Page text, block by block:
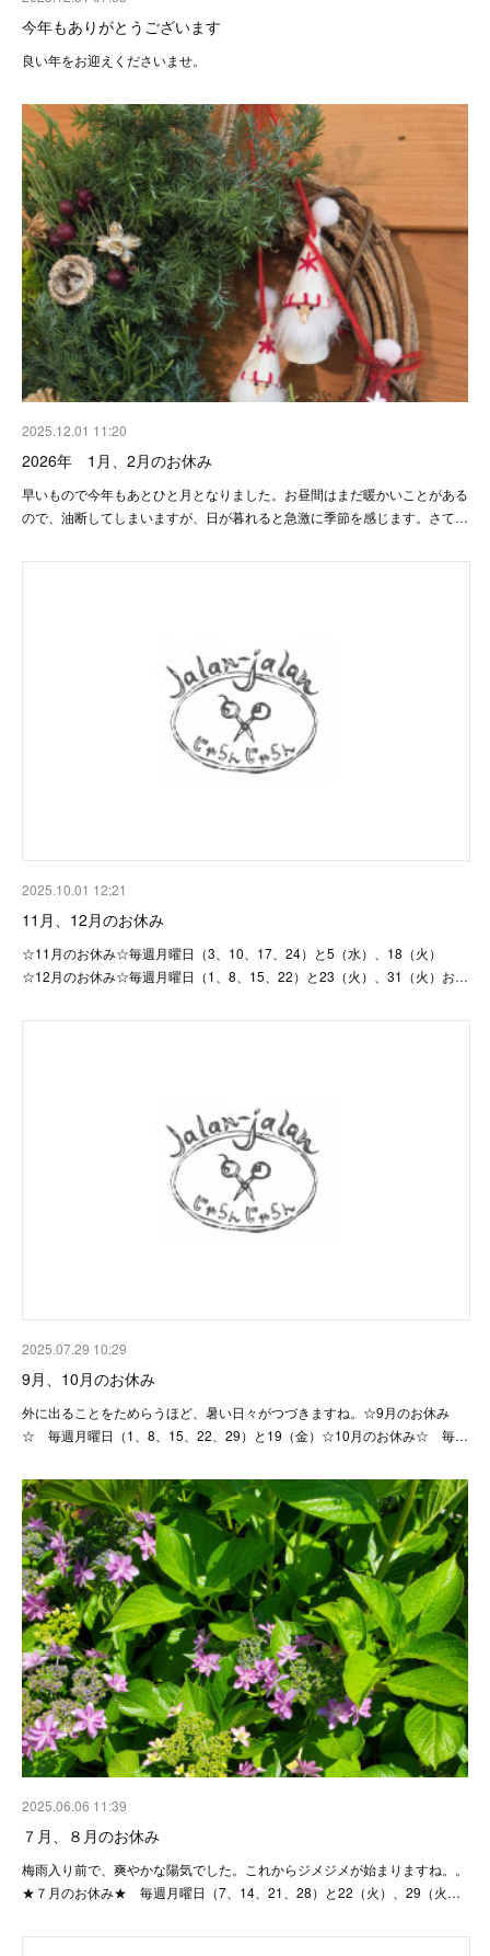
今年もありがとうございます
良い年をお迎えくださいませ。
2025.12.01 11:20
2026年 1月、2月のお休み
早いもので今年もあとひと月となりました。お昼間はまだ暖かいことがある
ので、油断してしまいますが、日が暮れると急激に季節を感じます。さて…
2025.10.01 12:21
11月、12月のお休み
☆11月のお休み☆毎週月曜日（3、10、17、24）と5（水）、18（火）
☆12月のお休み☆毎週月曜日（1、8、15、22）と23（火）、31（火）お…
2025.07.29 10:29
9月、10月のお休み
外に出ることをためらうほど、暑い日々がつづきますね。☆9月のお休み
☆ 毎週月曜日（1、8、15、22、29）と19（金）☆10月のお休み☆ 毎…
2025.06.06 11:39
７月、８月のお休み
梅雨入り前で、爽やかな陽気でした。これからジメジメが始まりますね。。
★７月のお休み★ 毎週月曜日（7、14、21、28）と22（火）、29（火…